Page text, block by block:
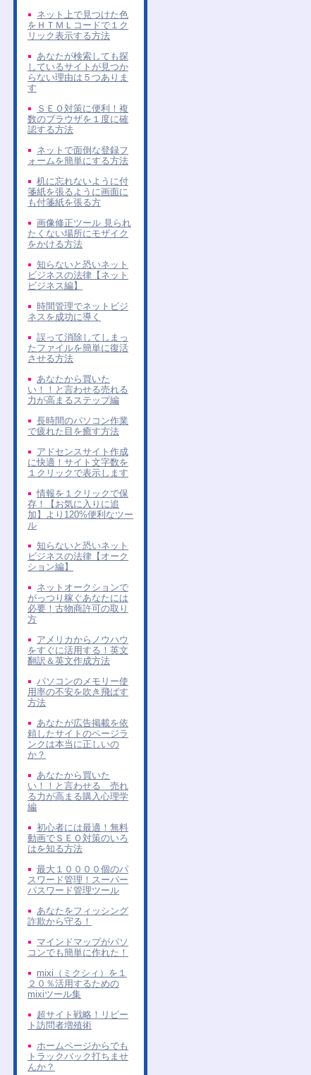
ネット上で見つけた色
をＨＴＭＬコードで１ク
リック表示する方法
あなたが検索しても探
しているサイトが見つか
らない理由は５つありま
す
ＳＥＯ対策に便利！複
数のブラウザを１度に確
認する方法
ネットで面倒な登録フ
ォームを簡単にする方法
机に忘れないように付
箋紙を張るように画面に
も付箋紙を張る方
画像修正ツール 見られ
たくない場所にモザイク
をかける方法
知らないと恐いネット
ビジネスの法律【ネット
ビジネス編】
時間管理でネットビジ
ネスを成功に導く
誤って消除してしまっ
たファイルを簡単に復活
させる方法
あなたから買いた
い！！と言わせる売れる
力が高まるステップ編
長時間のパソコン作業
で疲れた目を癒す方法
アドセンスサイト作成
に快適！サイト文字数を
１クリックで表示します
情報を１クリックで保
存！【お気に入りに追
加】より120%便利なツー
ル
知らないと恐いネット
ビジネスの法律【オーク
ション編】
ネットオークションで
がっつり稼ぐあなたには
必要！古物商許可の取り
方
アメリカからノウハウ
をすぐに活用する！英文
翻訳＆英文作成方法
パソコンのメモリー使
用率の不安を吹き飛ばす
方法
あなたが広告掲載を依
頼したサイトのページラ
ンクは本当に正しいの
か？
あなたから買いた
い！！と言わせる 売れ
る力が高まる購入心理学
編
初心者には最適！無料
動画でＳＥＯ対策のいろ
はを知る方法
最大１００００個のパ
スワード管理！スーパー
パスワード管理ツール
あなたをフィッシング
詐欺から守る！
マインドマップがパソ
コンでも簡単に作れた！
mixi（ミクシィ）を１
２０％活用するための
mixiツール集
超サイト戦略！リピー
ト訪問者増殖術
ホームページからでも
トラックバック打ちませ
んか？